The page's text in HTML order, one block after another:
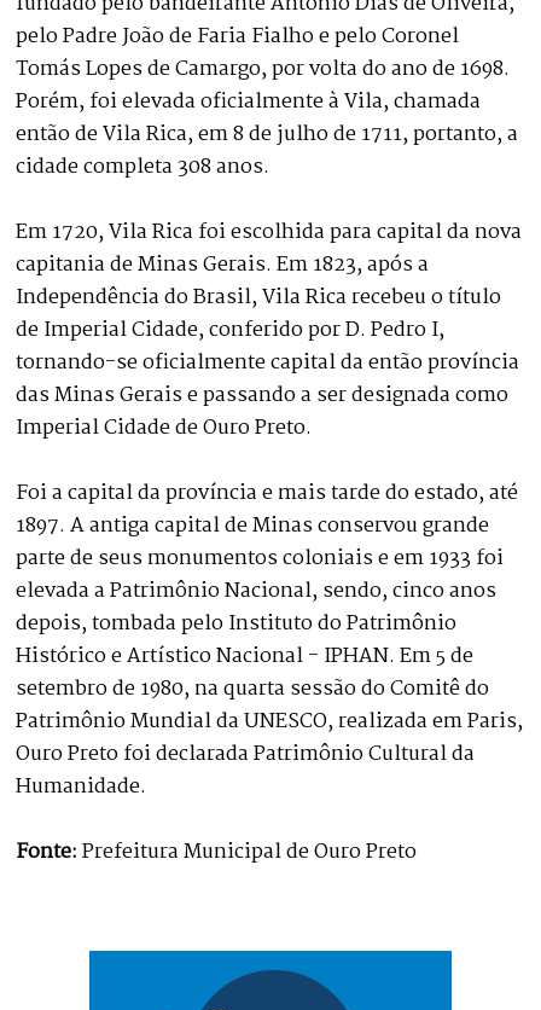
pelo Padre João de Faria Fialho e pelo Coronel
Tomás Lopes de Camargo, por volta do ano de 1698.
Porém, foi elevada oficialmente à Vila, chamada
então de Vila Rica, em 8 de julho de 1711, portanto, a
cidade completa 308 anos.
Em 1720, Vila Rica foi escolhida para capital da nova
capitania de Minas Gerais. Em 1823, após a
Independência do Brasil, Vila Rica recebeu o título
de Imperial Cidade, conferido por D. Pedro I,
tornando-se oficialmente capital da então província
das Minas Gerais e passando a ser designada como
Imperial Cidade de Ouro Preto.
Foi a capital da província e mais tarde do estado, até
1897. A antiga capital de Minas conservou grande
parte de seus monumentos coloniais e em 1933 foi
elevada a Patrimônio Nacional, sendo, cinco anos
depois, tombada pelo Instituto do Patrimônio
Histórico e Artístico Nacional - IPHAN. Em 5 de
setembro de 1980, na quarta sessão do Comitê do
Patrimônio Mundial da UNESCO, realizada em Paris,
Ouro Preto foi declarada Patrimônio Cultural da
Humanidade.
Fonte:Prefeitura Municipal de Ouro Preto